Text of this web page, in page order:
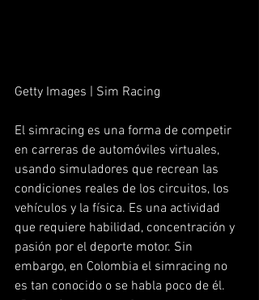
Getty Images | Sim Racing
El simracing es una forma de competir
en carreras de automóviles virtuales,
usando simuladores que recrean las
condiciones reales de los circuitos, los
vehículos y la física. Es una actividad
que requiere habilidad, concentración y
pasión por el deporte motor. Sin
embargo, en Colombia el simracing no
es tan conocido o se habla poco de él.